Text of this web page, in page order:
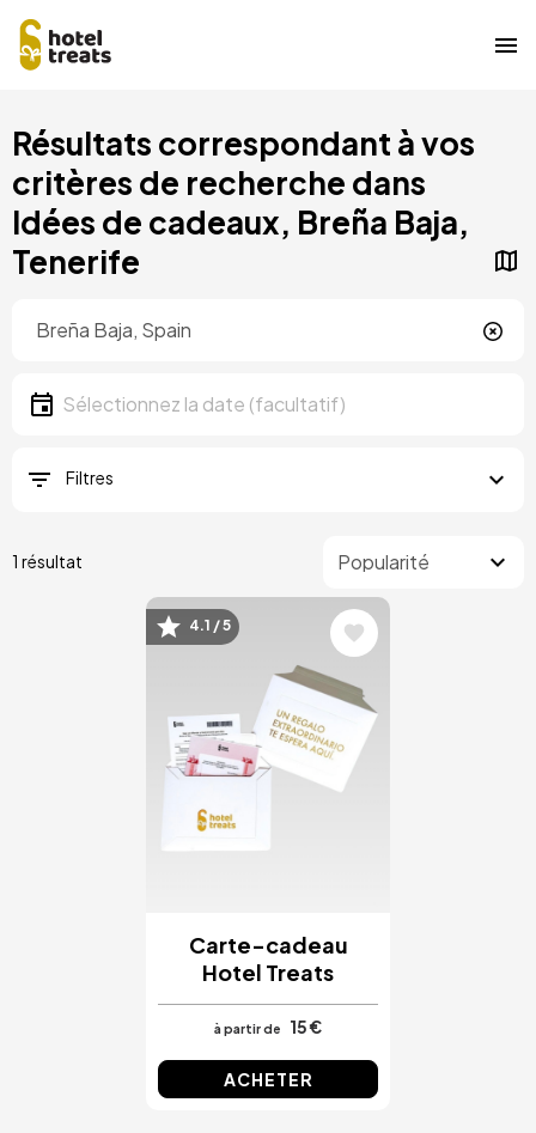
au
contenu
principal
Résultats correspondant à vos
critères de recherche dans
Idées de cadeaux, Breña Baja,
Tenerife
Date
Sélectionnez la date
Filtres
1 résultat
Image
4.1 / 5
Carte-cadeau
Hotel Treats
à partir de 15 €
ACHETER